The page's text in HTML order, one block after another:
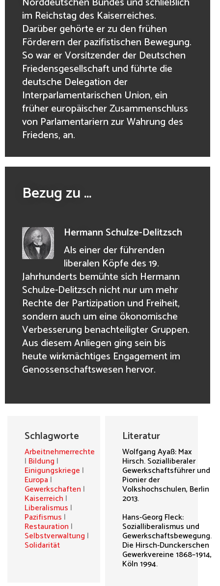
im Reichstag des Kaiserreiches.
Darüber gehörte er zu den frühen
Förderern der pazifistischen Bewegung.
So war er Vorsitzender der Deutschen
Friedensgesellschaft und führte die
deutsche Delegation der
Interparlamentarischen Union, ein
früher europäischer Zusammenschluss
von Parlamentariern zur Wahrung des
Friedens, an.
Bezug zu ...
Hermann Schulze-Delitzsch
Als einer der führenden
liberalen Köpfe des 19.
Jahrhunderts bemühte sich Hermann
Schulze-Delitzsch nicht nur um mehr
Rechte der Partizipation und Freiheit,
sondern auch um eine ökonomische
Verbesserung benachteiligter Gruppen.
Aus diesem Anliegen ging sein bis
heute wirkmächtiges Engagement im
Genossenschaftswesen hervor.
Schlagworte
Arbeitnehmerrechte
| Bildung |
Einigungskriege |
Europa |
Gewerkschaften |
Kaiserreich |
Liberalismus |
Pazifismus |
Restauration |
Selbstverwaltung |
Solidarität
Literatur
Wolfgang Ayaß: Max
Hirsch. Sozialliberaler
Gewerkschaftsführer und
Pionier der
Volkshochschulen, Berlin
2013.
Hans-Georg Fleck:
Sozialliberalismus und
Gewerkschaftsbewegung.
Die Hirsch-Dunckerschen
Gewerkvereine 1868–1914,
Köln 1994.